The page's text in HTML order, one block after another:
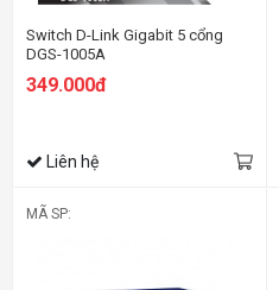
Switch D-Link Gigabit 5 cổng
DGS-1005A
349.000đ
Liên hệ
MÃ SP: